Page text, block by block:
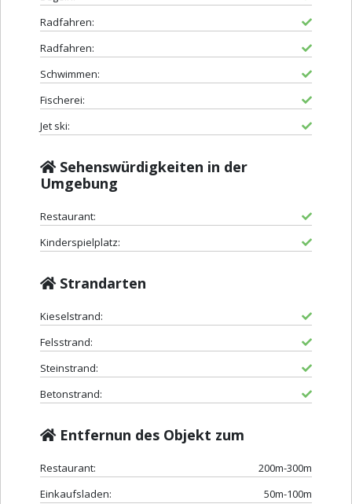
Radfahren:
Radfahren:
Schwimmen:
Fischerei:
Jet ski:
Sehenswürdigkeiten in der
Umgebung
Restaurant:
Kinderspielplatz:
Strandarten
Kieselstrand:
Felsstrand:
Steinstrand:
Betonstrand:
Entfernun des Objekt zum
Restaurant:
200m-300m
Einkaufsladen:
50m-100m